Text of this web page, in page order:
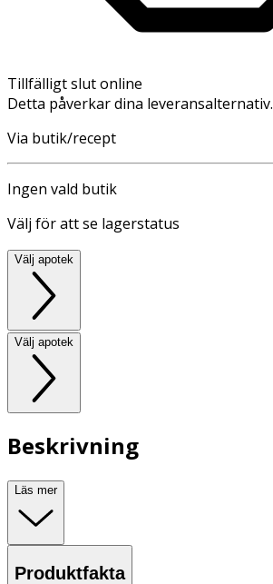
Tillfälligt slut online
Detta påverkar dina leveransalternativ.
Via butik/recept
Ingen vald butik
Välj för att se lagerstatus
Välj apotek
Välj apotek
Beskrivning
Läs mer
Produktfakta